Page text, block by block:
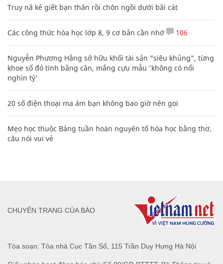
Truy nã kẻ giết bạn thân rồi chôn ngồi dưới bãi cát
Các công thức hóa học lớp 8, 9 cơ bản cần nhớ 106
Nguyễn Phương Hằng sở hữu khối tài sản "siêu khủng", từng
khoe sổ đỏ tính bằng cân, mắng cựu mẫu 'không có nổi
nghìn tỷ'
20 số điện thoại ma ám bạn không bao giờ nên gọi
Mẹo học thuộc Bảng tuần hoàn nguyên tố hóa học bằng thơ,
câu nói vui vẻ
Tòa soạn: Tòa nhà Cục Tần Số, 115 Trần Duy Hưng Hà Nội
CHUYÊN TRANG CỦA BÁO